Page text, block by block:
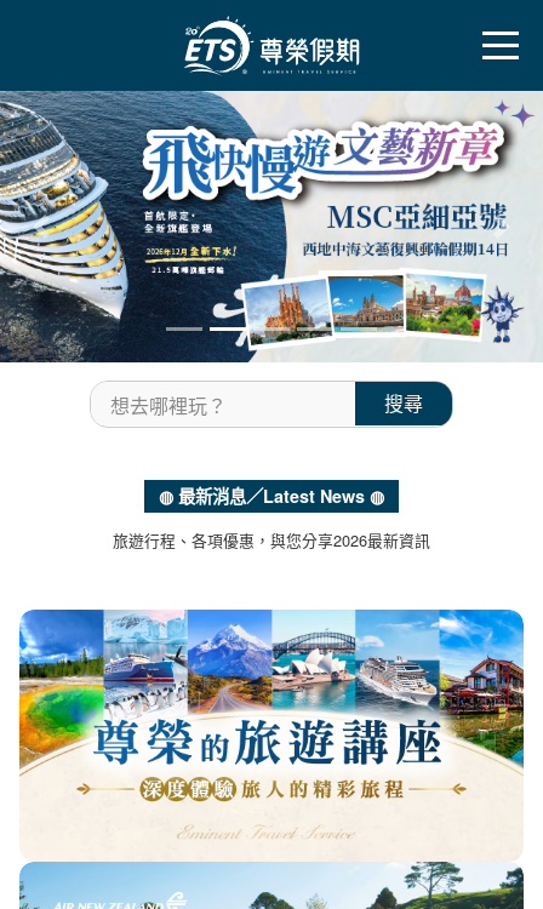
往前 往後
想去哪裡玩？ 搜尋
◍ 最新消息／Latest News ◍
旅遊行程、各項優惠，與您分享2026最新資訊